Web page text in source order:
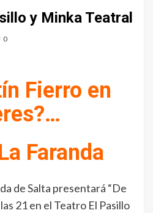
y Minka Teatral
0
Fierro en
Faranda
de Salta presentará “De
21 en el Teatro El Pasillo